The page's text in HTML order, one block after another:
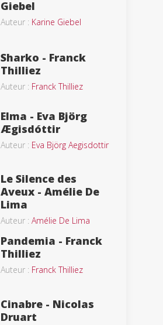
Giebel
Auteur : Karine Giebel
Sharko - Franck
Thilliez
Auteur : Franck Thilliez
Elma - Eva Björg
Ægisdóttir
Auteur : Eva Björg Aegisdottir
Le Silence des
Aveux - Amélie De
Lima
Auteur : Amélie De Lima
Pandemia - Franck
Thilliez
Auteur : Franck Thilliez
Cinabre - Nicolas
Druart